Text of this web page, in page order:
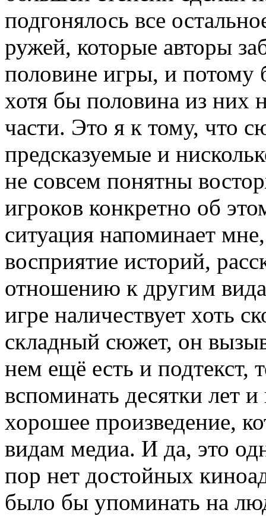
подгонялось все
ружей, которые авторы
половине игры, и потому
хотя бы половина из них
части. Это я к тому, что
предсказуемые и
не совсем понятны
игроков конкретно об
ситуация напоминает
восприятие историй,
отношению к другим
игре наличествует хоть
складный сюжет, он
нем ещё есть и подтекст,
вспоминать десятки лет
хорошее произведение,
видам медиа. И да, это
пор нет достойных
было бы упоминать на